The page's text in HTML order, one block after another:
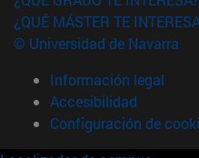
¿QUÉ MÁSTER TE
© Universidad de Navarra
Información legal
Accesibilidad
Configuración de